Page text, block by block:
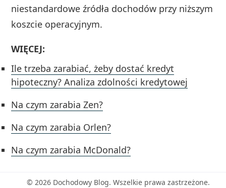
niestandardowe źródła dochodów przy niższym
koszcie operacyjnym.
WIĘCEJ:
Ile trzeba zarabiać, żeby dostać kredyt
hipoteczny? Analiza zdolności kredytowej
Na czym zarabia Zen?
Na czym zarabia Orlen?
Na czym zarabia McDonald?
© 2026 Dochodowy Blog. Wszelkie prawa zastrzeżone.